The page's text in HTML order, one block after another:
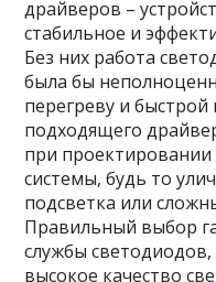
драйверов –
стабильное и
Без них работа
была бы
перегреву и
подходящего
при
системы, будь то
подсветка или
Правильный выбор
службы
высокое качество